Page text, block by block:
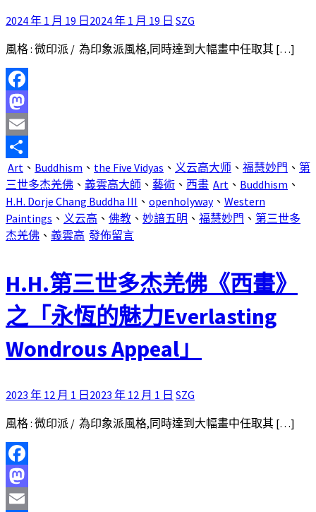
2024 年 1 月 19 日 2024 年 1 月 19 日 SZG
風格 : 微印派 / 為印象派風格,同時達到大幅畫中任取其 […]
Facebook
Mastodon
Email
分
享
Art 、 Buddhism 、 the Five Vidyas 、 义云高大师 、 福慧妙門 、 第
三世多杰羌佛 、 義雲高大師 、 藝術 、 西畫 Art 、 Buddhism 、
H.H. Dorje Chang Buddha III 、 openholyway、 Western
Paintings 、 义云高 、 佛教 、 妙諳五明 、 福慧妙門 、 第三世多
杰羌佛 、 義雲高 發佈留言
H.H.第三世多杰羌佛《西畫》
之「永恆的魅力Everlasting
Wondrous Appeal」
2023 年 12 月 1 日 2023 年 12 月 1 日 SZG
風格 : 微印派 / 為印象派風格,同時達到大幅畫中任取其 […]
Facebook
Mastodon